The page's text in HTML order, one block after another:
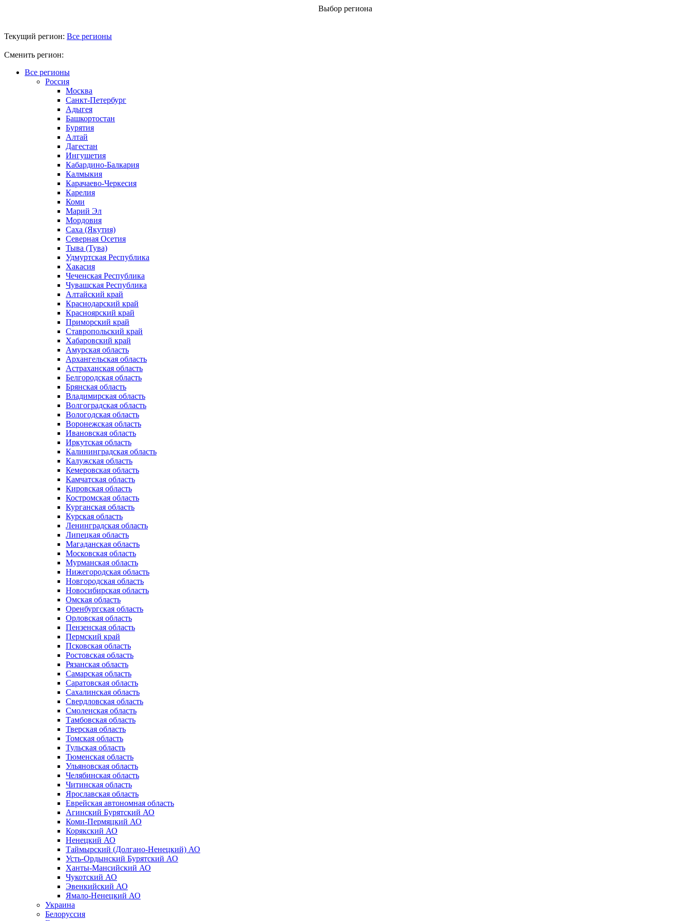
Выбор региона
Текущий регион: Все регионы
Сменить регион:
Все регионы
Россия
Москва
Санкт-Петербург
Адыгея
Башкортостан
Бурятия
Алтай
Дагестан
Ингушетия
Кабардино-Балкария
Калмыкия
Карачаево-Черкесия
Карелия
Коми
Марий Эл
Мордовия
Саха (Якутия)
Северная Осетия
Тыва (Тува)
Удмуртская Республика
Хакасия
Чеченская Республика
Чувашская Республика
Алтайский край
Краснодарский край
Красноярский край
Приморский край
Ставропольский край
Хабаровский край
Амурская область
Архангельская область
Астраханская область
Белгородская область
Брянская область
Владимирская область
Волгоградская область
Вологодская область
Воронежская область
Ивановская область
Иркутская область
Калининградская область
Калужская область
Кемеровская область
Камчатская область
Кировская область
Костромская область
Курганская область
Курская область
Ленинградская область
Липецкая область
Магаданская область
Московская область
Мурманская область
Нижегородская область
Новгородская область
Новосибирская область
Омская область
Оренбургская область
Орловская область
Пензенская область
Пермский край
Псковская область
Ростовская область
Рязанская область
Самарская область
Саратовская область
Сахалинская область
Свердловская область
Смоленская область
Тамбовская область
Тверская область
Томская область
Тульская область
Тюменская область
Ульяновская область
Челябинская область
Читинская область
Ярославская область
Еврейская автономная область
Агинский Бурятский АО
Коми-Пермяцкий АО
Корякский АО
Ненецкий АО
Таймырский (Долгано-Ненецкий) АО
Усть-Ордынский Бурятский АО
Ханты-Мансийский АО
Чукотский АО
Эвенкийский АО
Ямало-Ненецкий АО
Украина
Белоруссия